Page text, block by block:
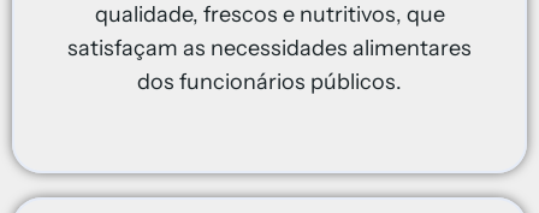
qualidade, frescos e nutritivos, que
satisfaçam as necessidades alimentares
dos funcionários públicos.